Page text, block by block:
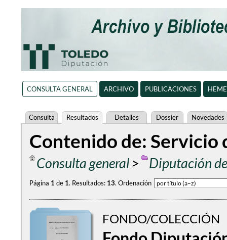
CONSULTA GENERAL ARCHIVO PUBLICACIONES
Consulta Resultados Detalles Dossier Novedades
Contenido de:
Consulta general> Diputación
Página 1 de 1. Resultados: 13. Ordenación
FONDO/COLECCIÓN